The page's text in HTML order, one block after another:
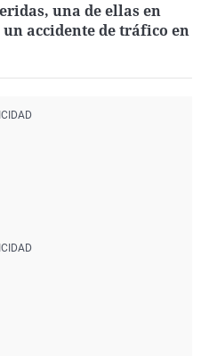
una de ellas en
accidente de tráfico en